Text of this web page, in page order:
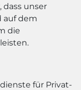
dass unser
auf dem
die
für Privat-